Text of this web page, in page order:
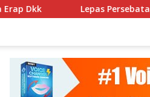
U-17 ke Soeratin Cup, Wakil